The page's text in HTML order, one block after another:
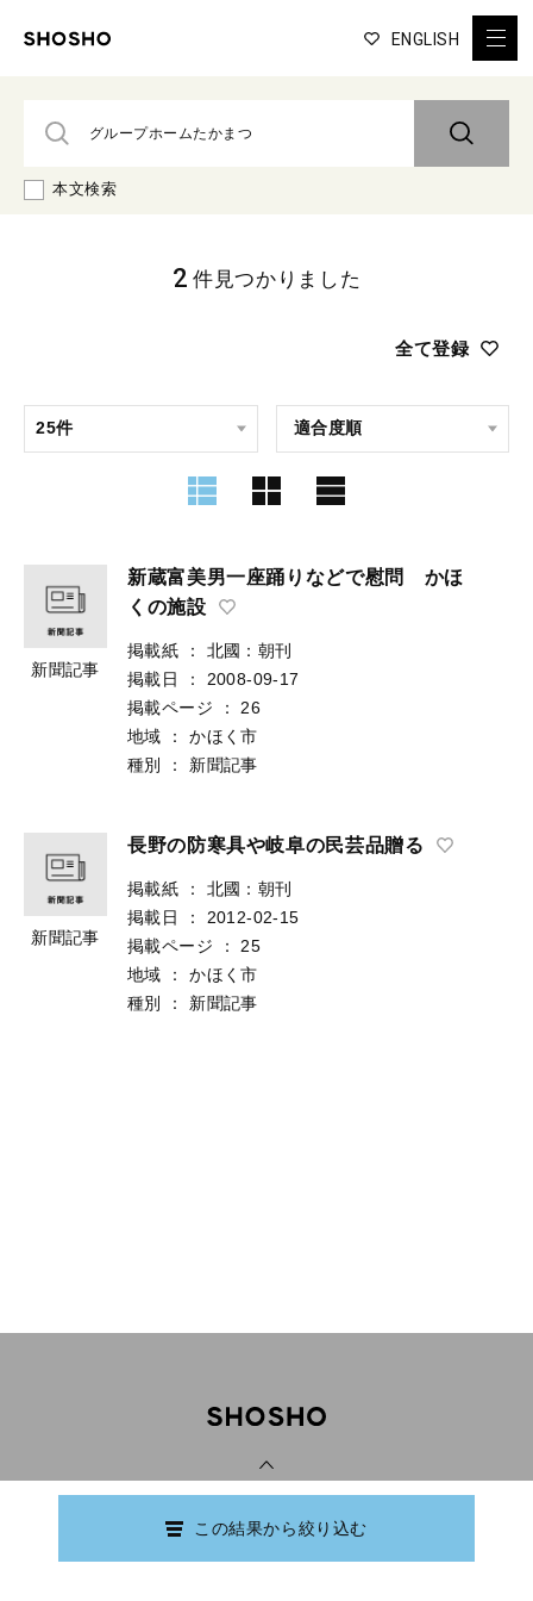
ENGLISH
本文検索
全て登録
2 件見つかりました
新聞記事
新蔵富美男一座踊りなどで慰問 かほ
くの施設
掲載紙 ：
北國：朝刊
掲載日
：
2008-09-17
掲載ページ
：
26
地域
：
かほく市
種別
： 新聞記事
新聞記事
長野の防寒具や岐阜の民芸品贈る
掲載紙 ：
北國：朝刊
掲載日
：
2012-02-15
掲載ページ
：
25
地域
：
かほく市
種別
： 新聞記事
この結果から絞り込む
Copyright © Ishikawa Prefectural Library.